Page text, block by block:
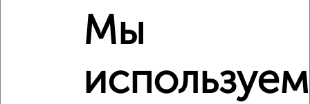
Мы
используем